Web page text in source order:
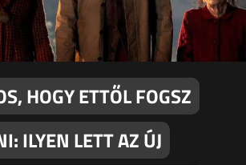
HOGY ETTŐL FOGSZ
ILYEN LETT AZ ÚJ